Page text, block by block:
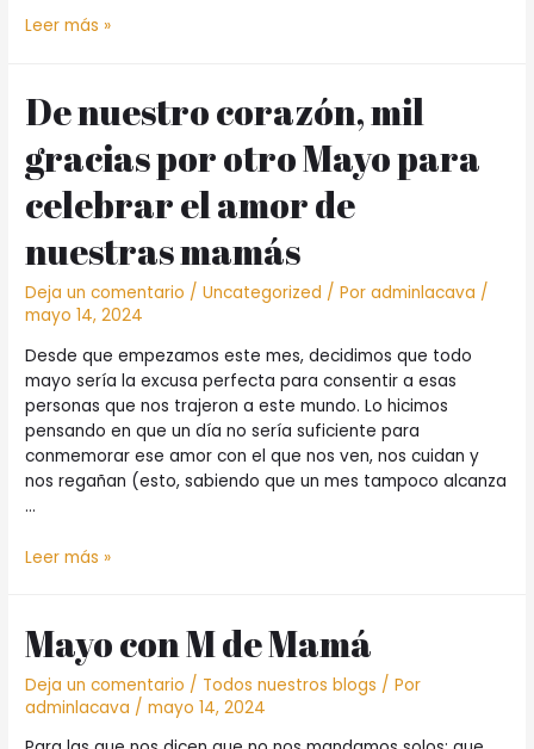
Una
miel
y
café
Leer más »
De nuestro corazón, mil
gracias por otro Mayo para
celebrar el amor de
nuestras mamás
Deja un comentario /Uncategorized / Poradminlacava /
mayo 14, 2024
Desde que empezamos este mes, decidimos que todo
mayo sería la excusa perfecta para consentir a esas
personas que nos trajeron a este mundo. Lo hicimos
pensando en que un día no sería suficiente para
conmemorar ese amor con el que nos ven, nos cuidan y
nos regañan (esto, sabiendo que un mes tampoco alcanza
…
De
mil
gracias
por
otro
Leer más »
Mayo con M de Mamá
Deja un comentario / Todos nuestros blogs / Por
adminlacava /mayo 14, 2024